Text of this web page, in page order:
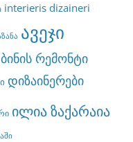
interieris dizaineri
ავეჯი
ბინის რემონტი
დიზაინერები
ილია ზაქარაია